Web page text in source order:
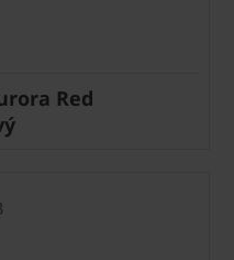
Red